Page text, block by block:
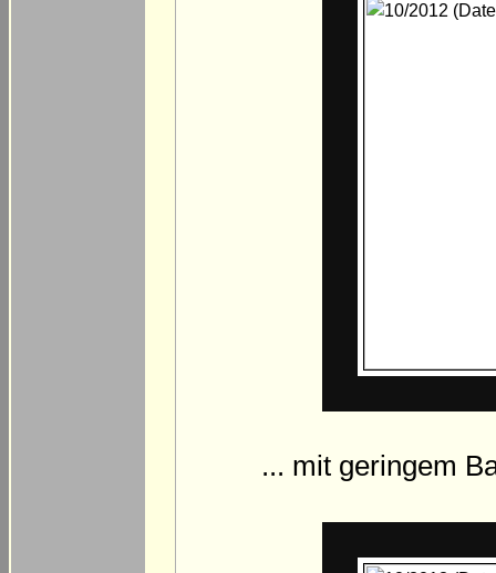
... mit geringem